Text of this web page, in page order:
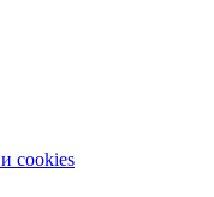
cookies